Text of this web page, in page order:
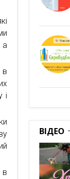
а
в
і
в
ВІДЕО